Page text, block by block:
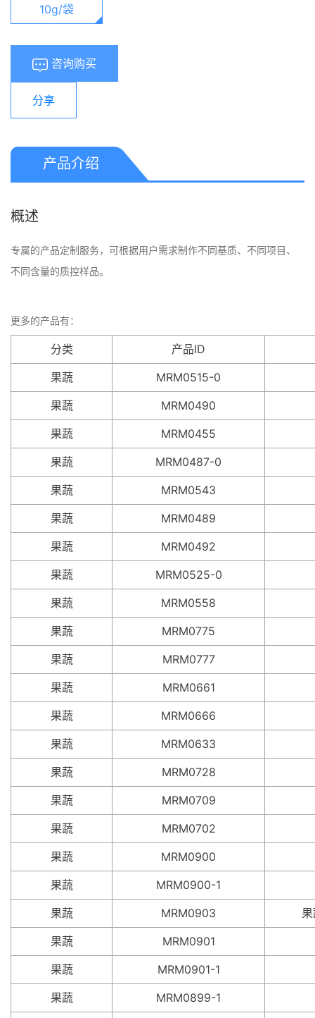
10g/袋
咨询购买
分享
产品介绍
概述
专属的产品定制服务，可根据用户需求制作不同基质、不同项目、
不同含量的质控样品。
更多的产品有：
分类
产品ID
果蔬
MRM0515-0
果蔬
MRM0490
果蔬
MRM0455
果蔬
MRM0487-0
果蔬
MRM0543
果蔬
MRM0489
果蔬
MRM0492
果蔬
MRM0525-0
果蔬
MRM0558
果蔬
MRM0775
果蔬
MRM0777
果蔬
MRM0661
果蔬
MRM0666
果蔬
MRM0633
果蔬
MRM0728
果蔬
MRM0709
果蔬
MRM0702
果蔬
MRM0900
果蔬
MRM0900-1
果蔬
MRM0903
果蔬
MRM0901
果蔬
MRM0901-1
果蔬
MRM0899-1